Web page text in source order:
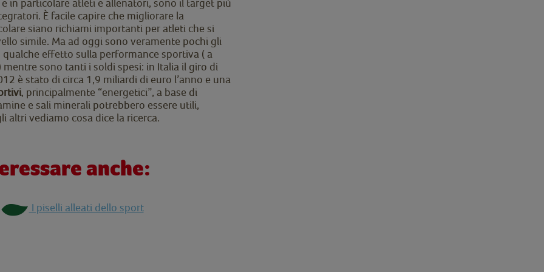
in particolare atleti e allenatori, sono il target più
È facile capire che migliorare la
siano richiami importanti per atleti che si
simile. Ma ad oggi sono veramente pochi gli
effetto sulla performance sportiva ( a
sono tanti i soldi spesi: in Italia il giro di
è stato di circa 1,9 miliardi di euro l’anno e una
, principalmente “energetici”, a base di
e sali minerali potrebbero essere utili,
altri vediamo cosa dice la ricerca.
anche:
I piselli alleati dello sport